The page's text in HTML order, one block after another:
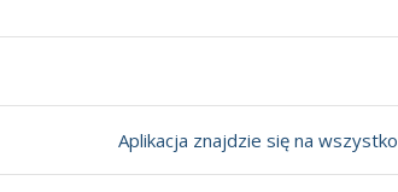
Aplikacja znajdzie się na wszystko